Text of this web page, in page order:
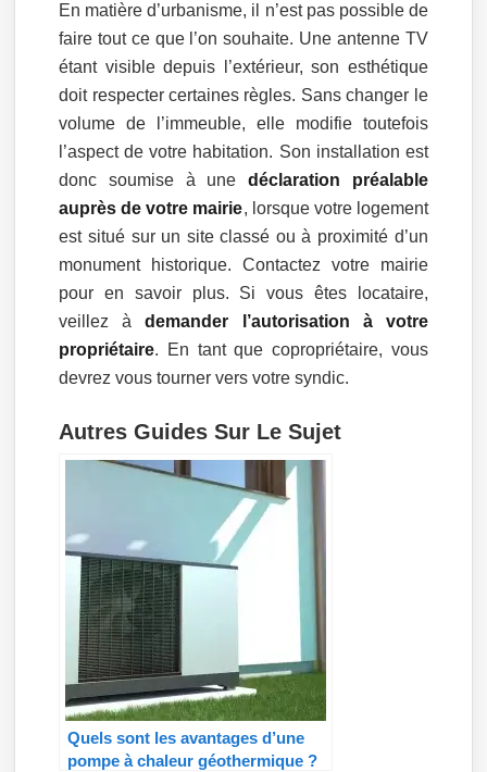
En matière d’urbanisme, il n’est pas possible de
faire tout ce que l’on souhaite. Une antenne TV
étant visible depuis l’extérieur, son esthétique
doit respecter certaines règles. Sans changer le
volume de l’immeuble, elle modifie toutefois
l’aspect de votre habitation. Son installation est
donc soumise à une déclaration préalable
auprès de votre mairie, lorsque votre logement
est situé sur un site classé ou à proximité d’un
monument historique. Contactez votre mairie
pour en savoir plus. Si vous êtes locataire,
veillez àdemander l’autorisation à votre
propriétaire. En tant que copropriétaire, vous
devrez vous tourner vers votre syndic.
Autres Guides Sur Le Sujet
Quels sont les avantages d’une
pompe à chaleur géothermique ?